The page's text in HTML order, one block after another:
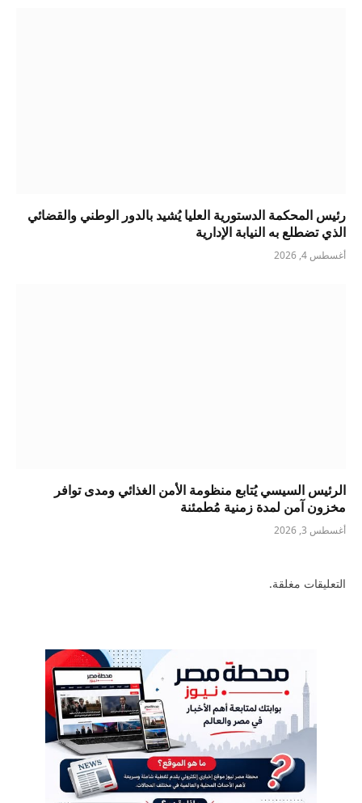
رئيس المحكمة الدستورية العليا يُشيد بالدور الوطني والقضائي
الذي تضطلع به النيابة الإدارية
أغسطس 4, 2026
الرئيس السيسي يُتابع منظومة الأمن الغذائي ومدى توافر
مخزون آمن لمدة زمنية مُطمئنة
أغسطس 3, 2026
التعليقات مغلقة.